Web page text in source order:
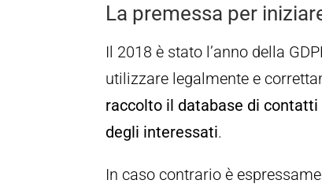
La premessa per
Il 2018 è stato l’anno della
utilizzare legalmente e
raccolto il database di contatti
degli interessati.
In caso contrario è